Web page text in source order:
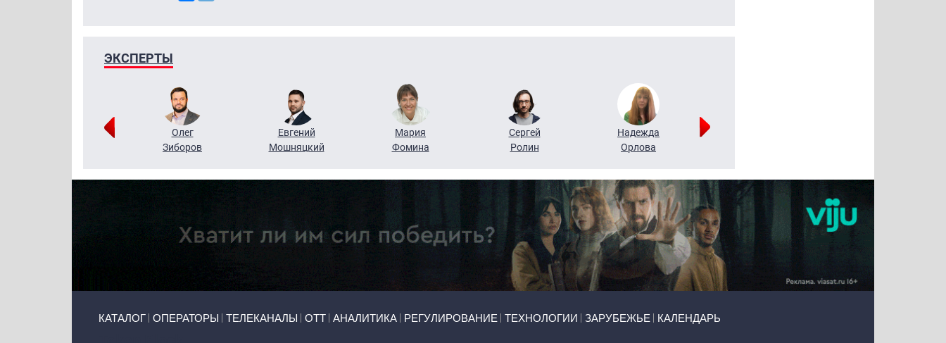
ЭКСПЕРТЫ
Олег
Зиборов
Евгений
Мошняцкий
Мария
Фомина
Сергей
Ролин
Надежда
Орлова
КАТАЛОГ ОПЕРАТОРЫ ТЕЛЕКАНАЛЫ ОТТ АНАЛИТИКА РЕГУЛИРОВАНИЕ ТЕХНОЛОГИИ ЗАРУБЕЖЬЕ КАЛЕНДАРЬ